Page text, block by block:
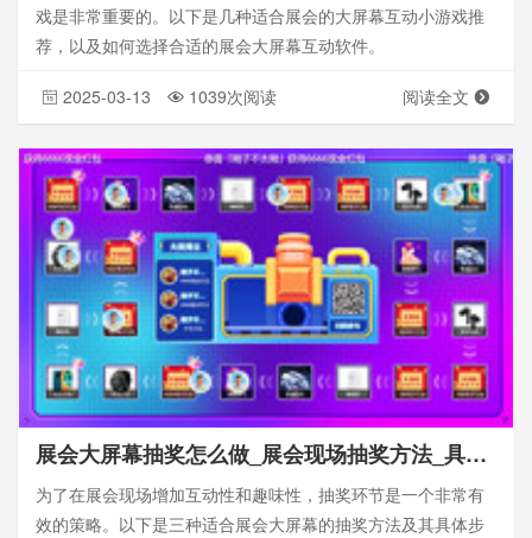
戏是非常重要的。以下是几种适合展会的大屏幕互动小游戏推
荐，以及如何选择合适的展会大屏幕互动软件。
2025-03-13 1039次阅读 阅读全文
展会大屏幕抽奖怎么做_展会现场抽奖方法_具体步骤
为了在展会现场增加互动性和趣味性，抽奖环节是一个非常有
效的策略。以下是三种适合展会大屏幕的抽奖方法及其具体步